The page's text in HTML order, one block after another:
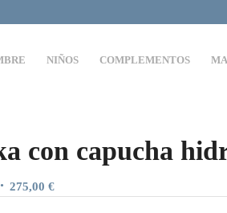
NIÑOS COMPLEMENTOS
con capucha
El 275,00€El